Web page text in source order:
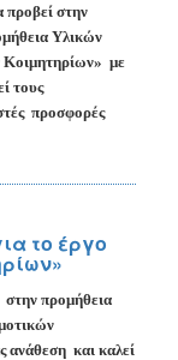
στην
Υλικών
Κοιμητηρίων» με
τους
προσφορές
το έργο
προμήθεια
ανάθεση και καλεί